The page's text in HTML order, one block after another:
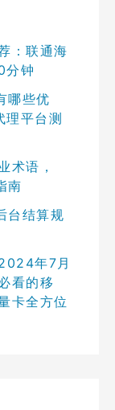
：联通海
分钟
哪些优
平台测
术语，
南
台结算规
年7月
看的移
卡全方位